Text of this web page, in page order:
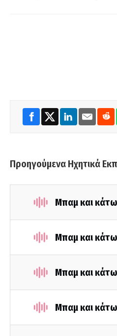
Προηγούμενα Ηχητικά
Μπαμ και
Μπαμ και
Μπαμ και
Μπαμ και